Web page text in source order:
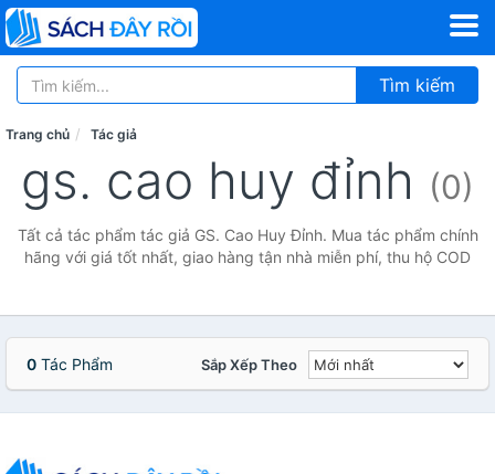
Tìm kiếm
Trang chủ Tác giả
gs. cao huy đỉnh (0)
Tất cả tác phẩm tác giả GS. Cao Huy Đỉnh. Mua tác phẩm chính
hãng với giá tốt nhất, giao hàng tận nhà miễn phí, thu hộ COD
0 Tác Phẩm Sắp Xếp Theo